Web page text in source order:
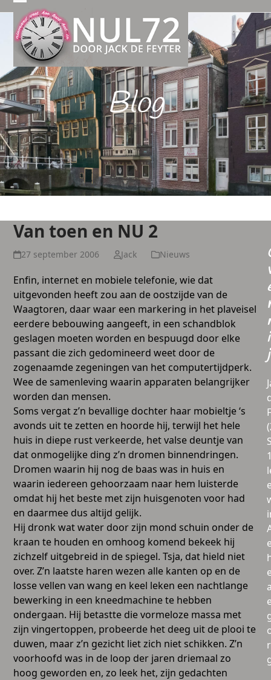
Open
mobile
menu
Close
mobile
menu
Blog
Van toen en NU 2
27 september 2006 Jack Nieuws
Enfin, internet en mobiele telefonie, wie dat
uitgevonden heeft zou aan de oostzijde van de
Waagtoren, daar waar een markering in het plaveisel
eerdere bebouwing aangeeft, in een schandblok
geslagen moeten worden en bespuugd door elke
passant die zich gedomineerd weet door de
zogenaamde zegeningen van het computertijdperk.
Wee de samenleving waarin apparaten belangrijker
worden dan mensen.
Soms vergat z’n bevallige dochter haar mobieltje ‘s
avonds uit te zetten en hoorde hij, terwijl het hele
huis in diepe rust verkeerde, het valse deuntje van
dat onmogelijke ding z’n dromen binnendringen.
Dromen waarin hij nog de baas was in huis en
waarin iedereen gehoorzaam naar hem luisterde
omdat hij het beste met zijn huisgenoten voor had
en daarmee dus altijd gelijk.
Hij dronk wat water door zijn mond schuin onder de
kraan te houden en omhoog komend bekeek hij
zichzelf uitgebreid in de spiegel. Tsja, dat hield niet
over. Z’n laatste haren wezen alle kanten op en de
losse vellen van wang en keel leken een nachtlange
bewerking in een kneedmachine te hebben
ondergaan. Hij betastte die vormeloze massa met
zijn vingertoppen, probeerde het deeg uit de plooi te
duwen, maar z’n gezicht liet zich niet schikken. Z’n
voorhoofd was in de loop der jaren driemaal zo
hoog geworden en, zo leek het, zijn gedachten
i
j